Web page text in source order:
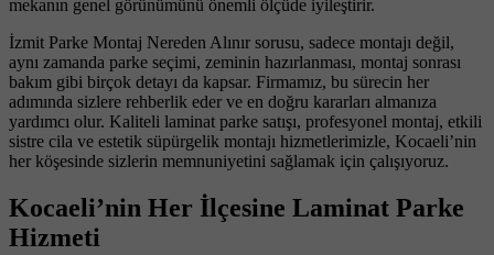
mekanın genel görünümünü önemli ölçüde iyileştirir.
İzmit Parke Montaj Nereden Alınır sorusu, sadece montajı değil,
aynı zamanda parke seçimi, zeminin hazırlanması, montaj sonrası
bakım gibi birçok detayı da kapsar. Firmamız, bu sürecin her
adımında sizlere rehberlik eder ve en doğru kararları almanıza
yardımcı olur. Kaliteli laminat parke satışı, profesyonel montaj, etkili
sistre cila ve estetik süpürgelik montajı hizmetlerimizle, Kocaeli’nin
her köşesinde sizlerin memnuniyetini sağlamak için çalışıyoruz.
Kocaeli’nin Her İlçesine Laminat Parke
Hizmeti